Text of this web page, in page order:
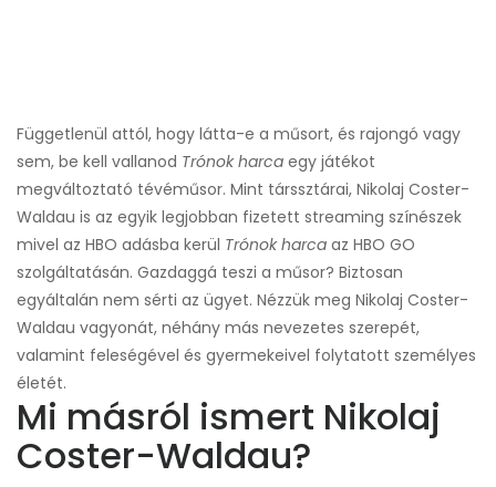
Függetlenül attól, hogy látta-e a műsort, és rajongó vagy
sem, be kell vallanod Trónok harca egy játékot
megváltoztató tévéműsor. Mint társsztárai, Nikolaj Coster-
Waldau is az egyik legjobban fizetett streaming színészek
mivel az HBO adásba kerül Trónok harca az HBO GO
szolgáltatásán. Gazdaggá teszi a műsor? Biztosan
egyáltalán nem sérti az ügyet. Nézzük meg Nikolaj Coster-
Waldau vagyonát, néhány más nevezetes szerepét,
valamint feleségével és gyermekeivel folytatott személyes
életét.
Mi másról ismert Nikolaj
Coster-Waldau?